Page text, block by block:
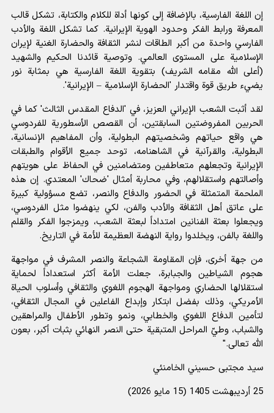
إن اللغة الفارسية، بالإضافة إلى كونها أداة للكلام والكتابة، تشكل قالب
المعرفة ورابط الفكر وحدود الهوية الإيرانية. كما تشكل اللغة والأدب
الفارسي واحدة من أكبر الطاقات لنشر الثقافة والحضارة الغنية لإيران
الإسلامية على المستوى العالمي. وتوصية قائدنا الحكيم والشهيد
(أعلى الله مقامه الشريف) بتقوية اللغة الفارسية هي بمثابة نور
يضيء طريق قوة واقتدار 'الحضارة الإسلامية – الإيرانية'.
لقد أثبت الشعب الإيراني العزيز، في 'الدفاع المقدس الثالث' كما في
الحربين المفروضتين السابقتين، أن القصص الأسطورية للفردوسي
هي واقع حياتهم وشخصيتهم البطولية، وأن المفاهيم الإنسانية،
البطولية، والقرآنية في الشاهنامه، توحد جميع الأقوام والطبقات
الإيرانية وتجعلهم متعاطفين ومتضامنين في الحفاظ على هويتهم
وأصالتهم واستقلالهم، وفي محاربة أمثال 'ضحاك' المعتدي. إن هذه
الملحمة المتمثلة في الحضور والدفاع والنصر، تضع مسؤولية كبيرة
على عاتق أهل الثقافة والأدب والفن، لكي ينهضوا مثل الفردوسي،
ويجعلوا بعثة الفنانين امتداداً لبعثة الشعب، ويمزجوا الفكر والقلم
واللغة بالفن، ويخلدوا رواية النهضة العظيمة للأمة في التاريخ.
من جهة أخرى، فإن المقاومة الشجاعة والنصر المشرف في مواجهة
هجوم الشياطين والجبابرة، جعلت الأمة أكثر استعداداً لحماية
استقلالها الحضاري ومواجهة الهجوم اللغوي والثقافي وأسلوب الحياة
الأمريكي، وذلك بفضل ابتكار وإبداع الفاعلين في المجال الثقافي،
لتأمين الدفاع اللغوي والخطابي، ونمو وتطور الأطفال والمراهقين
والشباب، وطيّ المراحل المتبقية حتى النصر النهائي بثبات أكبر، بعون
الله تعالى."
سيد مجتبى حسيني الخامنئي
25 أرديبهشت 1405 (15 مايو 2026)